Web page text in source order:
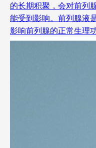
的长期积聚，会对前列
能受到影响。前列腺液
影响前列腺的正常生理